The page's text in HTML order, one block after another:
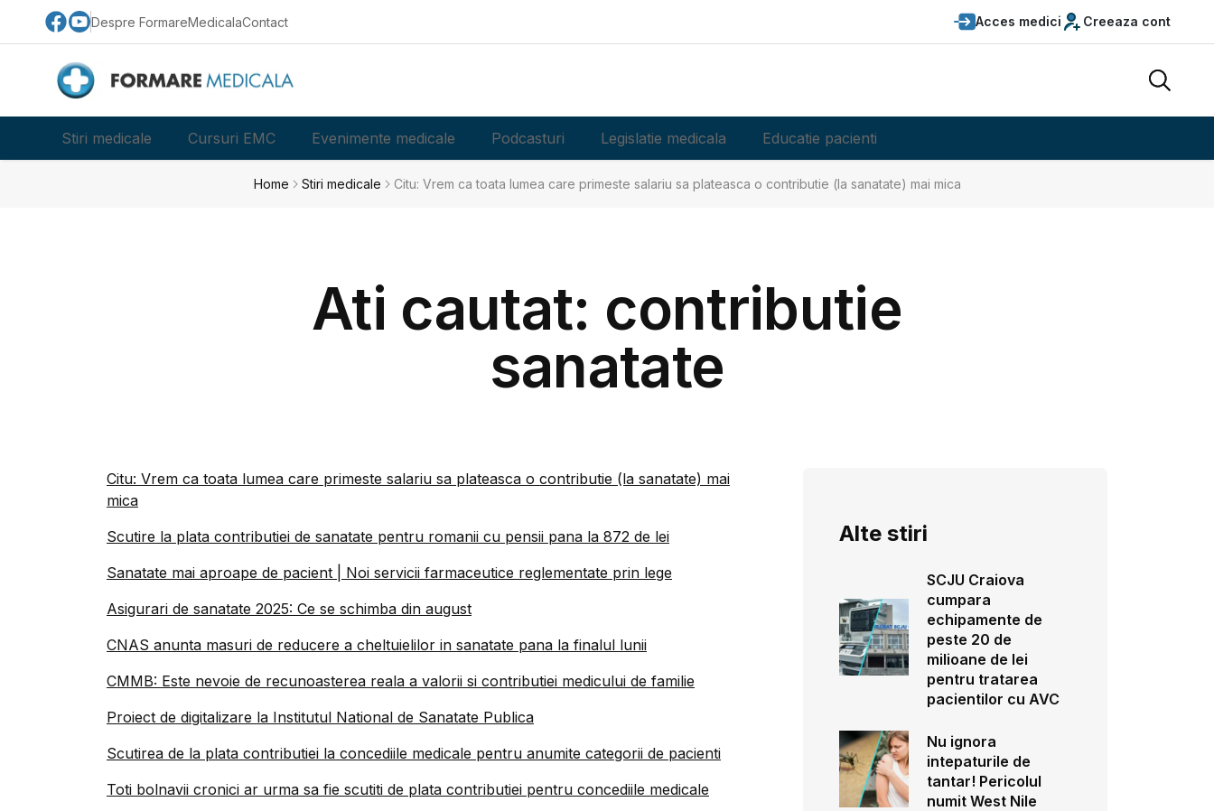
Despre FormareMedicalaContact Acces medici Creeaza cont
Stiri medicale Cursuri EMC Evenimente medicale Podcasturi Legislatie medicala Educatie pacienti
Home Stiri medicale Citu: Vrem ca toata lumea care primeste salariu sa plateasca o contributie (la sanatate) mai mica
Ati cautat: contributie
sanatate
Citu: Vrem ca toata lumea care primeste salariu sa plateasca o contributie (la sanatate) mai
mica
Scutire la plata contributiei de sanatate pentru romanii cu pensii pana la 872 de lei
Sanatate mai aproape de pacient | Noi servicii farmaceutice reglementate prin lege
Asigurari de sanatate 2025: Ce se schimba din august
CNAS anunta masuri de reducere a cheltuielilor in sanatate pana la finalul lunii
CMMB: Este nevoie de recunoasterea reala a valorii si contributiei medicului de familie
Proiect de digitalizare la Institutul National de Sanatate Publica
Scutirea de la plata contributiei la concediile medicale pentru anumite categorii de pacienti
Toti bolnavii cronici ar urma sa fie scutiti de plata contributiei pentru concediile medicale
Alte stiri
SCJU Craiova
cumpara
echipamente de
peste 20 de
milioane de lei
pentru tratarea
pacientilor cu AVC
Nu ignora
intepaturile de
tantar! Pericolul
numit West Nile